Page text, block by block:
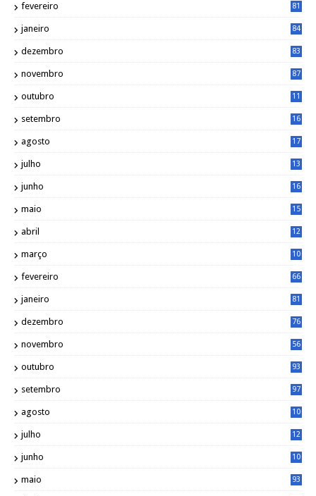
fevereiro 81
janeiro 84
dezembro 83
novembro 87
outubro
11
setembro
16
agosto
17
julho
13
junho
16
maio
15
abril
12
março
10
fevereiro 66
janeiro 81
dezembro 76
novembro 56
outubro 93
setembro 97
agosto
10
julho
12
junho
10
maio 93